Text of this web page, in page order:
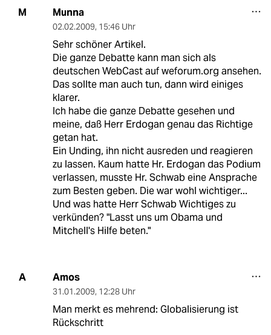
M Munna
02.02.2009, 15:46 Uhr
Sehr schöner Artikel.
Die ganze Debatte kann man sich als
deutschen WebCast auf weforum.org ansehen.
Das sollte man auch tun, dann wird einiges
klarer.
Ich habe die ganze Debatte gesehen und
meine, daß Herr Erdogan genau das Richtige
getan hat.
Ein Unding, ihn nicht ausreden und reagieren
zu lassen. Kaum hatte Hr. Erdogan das Podium
verlassen, musste Hr. Schwab eine Ansprache
zum Besten geben. Die war wohl wichtiger...
Und was hatte Herr Schwab Wichtiges zu
verkünden? "Lasst uns um Obama und
Mitchell's Hilfe beten."
A Amos
31.01.2009, 12:28 Uhr
Man merkt es mehrend: Globalisierung ist
Rückschritt